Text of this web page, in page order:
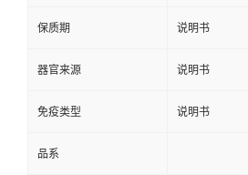
保质期 说明书
器官来源 说明书
免疫类型 说明书
品系